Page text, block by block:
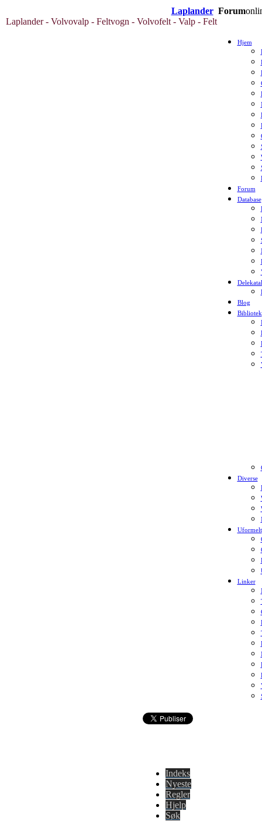
Laplander Forum
Laplander - Volvovalp - Feltvogn - Volvofelt - Valp - Felt
Hjem
Forum
Database
Blog
Bibliotek
Diverse
Uformelt
Linker
Indeks
Nyeste
Regler
Hjelp
Søk